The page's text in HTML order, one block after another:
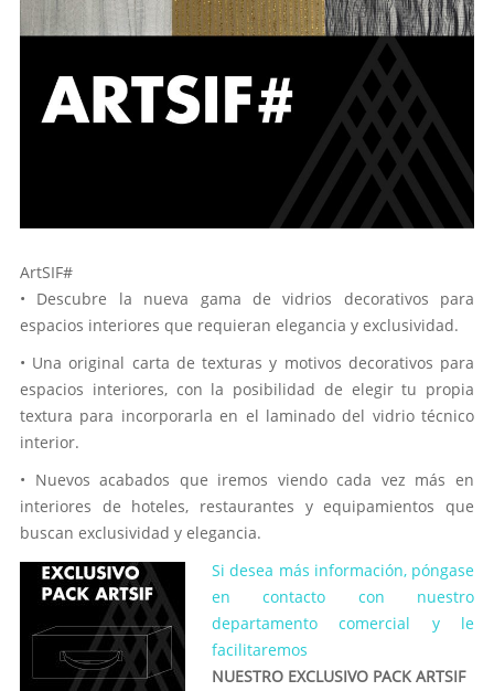
ArtSIF#
• Descubre la nueva gama de vidrios decorativos para
espacios interiores que requieran elegancia y exclusividad.
• Una original carta de texturas y motivos decorativos para
espacios interiores, con la posibilidad de elegir tu propia
textura para incorporarla en el laminado del vidrio técnico
interior.
• Nuevos acabados que iremos viendo cada vez más en
interiores de hoteles, restaurantes y equipamientos que
buscan exclusividad y elegancia.
Si desea más información, póngase
en contacto con nuestro
departamento comercial y le
facilitaremos
NUESTRO EXCLUSIVO PACK ARTSIF